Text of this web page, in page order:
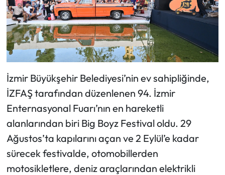
İzmir Büyükşehir Belediyesi’nin ev sahipliğinde,
İZFAŞ tarafından düzenlenen 94. İzmir
Enternasyonal Fuarı’nın en hareketli
alanlarından biri Big Boyz Festival oldu. 29
Ağustos’ta kapılarını açan ve 2 Eylül’e kadar
sürecek festivalde, otomobillerden
motosikletlere, deniz araçlarından elektrikli